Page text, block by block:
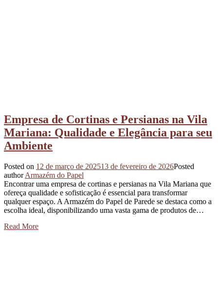
Empresa de Cortinas e Persianas na Vila
Mariana: Qualidade e Elegância para seu
Ambiente
Posted on 12 de março de 202513 de fevereiro de 2026Posted
author Armazém do Papel
Encontrar uma empresa de cortinas e persianas na Vila Mariana que
ofereça qualidade e sofisticação é essencial para transformar
qualquer espaço. A Armazém do Papel de Parede se destaca como a
escolha ideal, disponibilizando uma vasta gama de produtos de…
Read More